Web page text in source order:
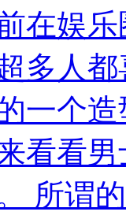
在娱
多人
一个
看看
所谓